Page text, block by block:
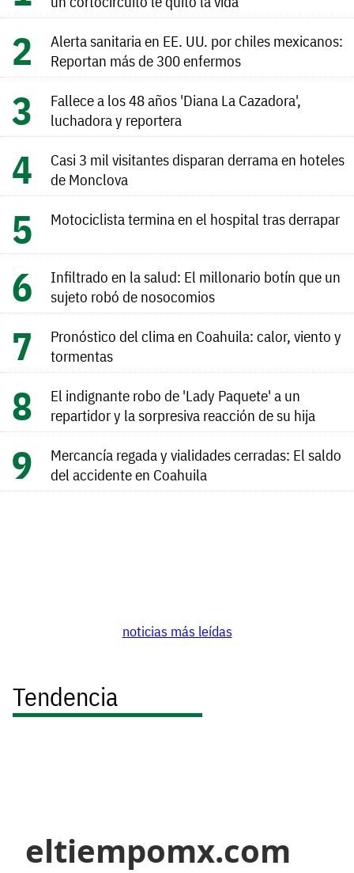
Alerta sanitaria en EE. UU. por chiles mexicanos:
Reportan más de 300 enfermos
Fallece a los 48 años 'Diana La Cazadora',
luchadora y reportera
Casi 3 mil visitantes disparan derrama en hoteles
de Monclova
Motociclista termina en el hospital tras derrapar
Infiltrado en la salud: El millonario botín que un
sujeto robó de nosocomios
Pronóstico del clima en Coahuila: calor, viento y
tormentas
El indignante robo de 'Lady Paquete' a un
repartidor y la sorpresiva reacción de su hija
Mercancía regada y vialidades cerradas: El saldo
del accidente en Coahuila
noticias más leídas
Tendencia